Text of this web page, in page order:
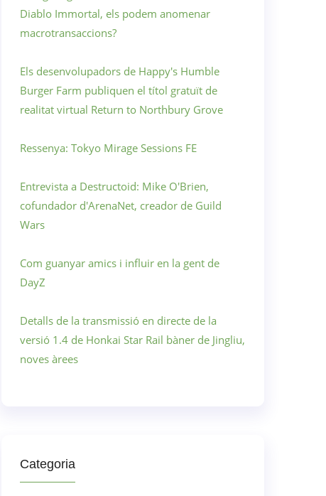
Diablo Immortal, els podem anomenar
macrotransaccions?
Els desenvolupadors de Happy's Humble
Burger Farm publiquen el títol gratuït de
realitat virtual Return to Northbury Grove
Ressenya: Tokyo Mirage Sessions FE
Entrevista a Destructoid: Mike O'Brien,
cofundador d'ArenaNet, creador de Guild
Wars
Com guanyar amics i influir en la gent de
DayZ
Detalls de la transmissió en directe de la
versió 1.4 de Honkai Star Rail bàner de Jingliu,
noves àrees
Categoria